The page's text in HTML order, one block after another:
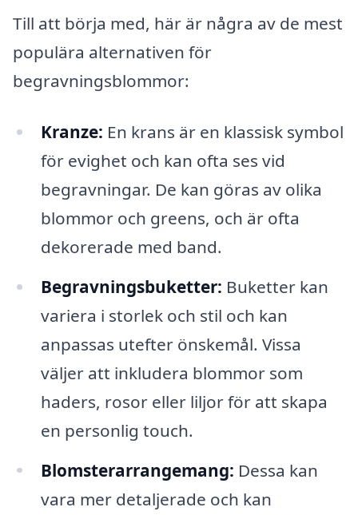
Till att börja med, här är några av de mest
populära alternativen för
begravningsblommor:
Kranze: En krans är en klassisk symbol
för evighet och kan ofta ses vid
begravningar. De kan göras av olika
blommor och greens, och är ofta
dekorerade med band.
Begravningsbuketter: Buketter kan
variera i storlek och stil och kan
anpassas utefter önskemål. Vissa
väljer att inkludera blommor som
haders, rosor eller liljor för att skapa
en personlig touch.
Blomsterarrangemang: Dessa kan
vara mer detaljerade och kan